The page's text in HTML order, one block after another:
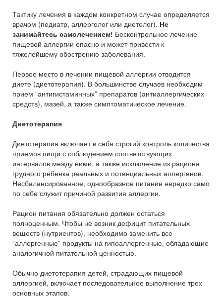
Тактику лечения в каждом конкретном случае определяется
врачом (педиатр, аллерголог или диетолог). Не
занимайтесь самолечением! Бесконтрольное лечение
пищевой аллергии опасно и может привести к
тяжелейшему обострению заболевания.
Первое место в лечении пищевой аллергии отводится
диете (диетотерапия). В большинстве случаев необходим
прием “антигистаминных” препаратов (антиаллергических
средств), мазей, а также симптоматическое лечение.
Диетотерапия
Диетотерапия включает в себя строгий контроль количества
приемов пищи с соблюдением соответствующих
интервалов между ними, а также исключение из рациона
грудного ребенка реальных и потенциальных аллергенов.
Несбалансированное, однообразное питание нередко само
по себе служит причиной развития аллергии.
Рацион питания обязательно должен остаться
полноценным. Чтобы не возник дефицит питательных
веществ (нутриентов), необходимо заменить все
“аллергенные” продукты на гипоаллергенные, обладающие
аналогичной питательной ценностью.
Обычно диетотерапия детей, страдающих пищевой
аллергией, включает последовательное выполнение трех
основных этапов.